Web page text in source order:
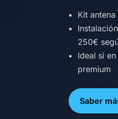
Kit
250€
Ideal si
premium
Saber